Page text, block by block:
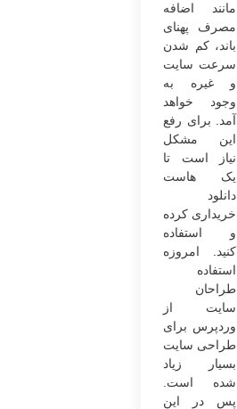
مانند اضافه
مصرف پهنای
باند، کم شدن
سرعت سایت
و غیره به
وجود خواهد
آمد. برای رفع
این مشکل
نیاز است تا
یک هاست
دانلود
خریداری کرده
و استفاده
کنید. امروزه
استفاده
طراحان
سایت از
وردپرس برای
طراحی سایت
بسیار زیاد
شده ‌است.
پس در این